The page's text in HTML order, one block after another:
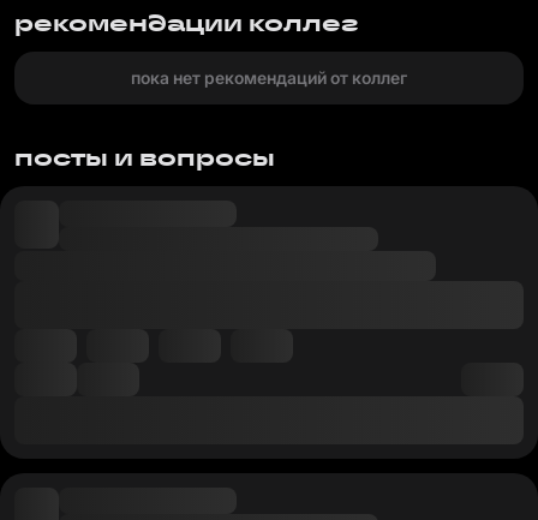
рекомендации коллег
пока нет рекомендаций от коллег
посты и вопросы